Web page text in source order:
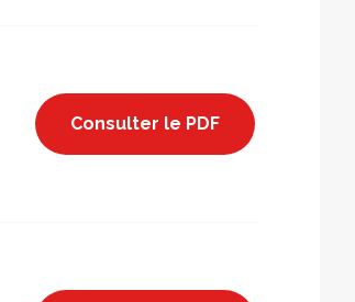
Consulter le PDF